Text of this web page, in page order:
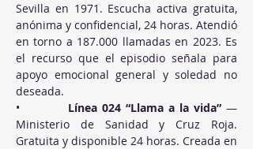
Sevilla en 1971. Escucha activa gratuita,
anónima y confidencial, 24 horas. Atendió
en torno a 187.000 llamadas en 2023. Es
el recurso que el episodio señala para
apoyo emocional general y soledad no
deseada.
• Línea 024 “Llama a la vida” —
Ministerio de Sanidad y Cruz Roja.
Gratuita y disponible 24 horas. Creada en